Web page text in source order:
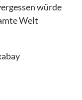
würde
Welt